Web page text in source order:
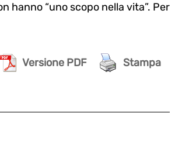
hanno “uno scopo nella vita”. Per
Versione PDF Stampa